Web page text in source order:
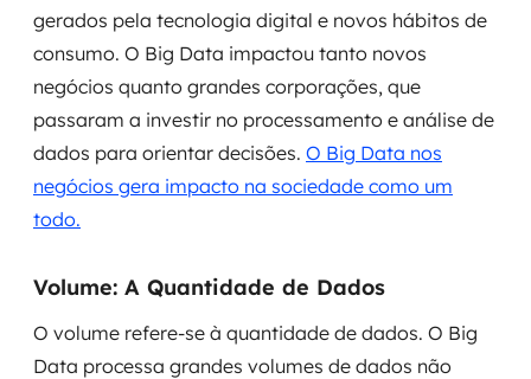
Pentest
MSS
Consultoria de segurança
Segurança de aplicações e Cloud
gerados pela tecnologia digital e novos hábitos de
consumo. O Big Data impactou tanto novos
negócios quanto grandes corporações, que
passaram a investir no processamento e análise de
dados para orientar decisões. O Big Data nos
negócios gera impacto na sociedade como um
todo.
Volume: A Quantidade de Dados
O volume refere-se à quantidade de dados. O Big
Data processa grandes volumes de dados não